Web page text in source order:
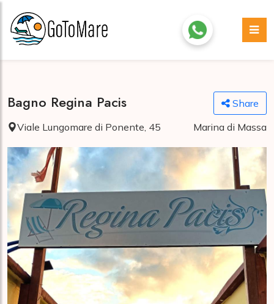
Bagno Regina Pacis
Share
Viale Lungomare di Ponente, 45
Marina di Massa